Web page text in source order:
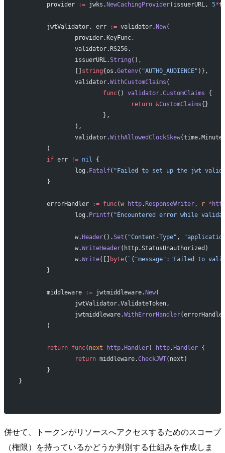
	provider
:= jwks.NewCachingProvider(issuerURL, 5*
	jwtValidator, err
:= validator.New(
		provider.KeyFunc,
		validator.RS256,
		issuerURL.
String (),
		[]
string{os.Getenv( "AUTH0_AUDIENCE" )},
		validator.
WithCustomClaims (
			func
() validator.CustomClaims {
				return
&CustomClaims{}
			},
		),
		validator.
WithAllowedClockSkew
	)
	if
err != nil
{
		log.
Fatalf( "Failed to set up the jwt
	}
	errorHandler
:= func(w http.ResponseWriter, r *
		log.
Printf( "Encountered error while
		w.
Header().Set ( "Content-Type" ,
		w.
WriteHeader(http.StatusUnauthorized)
		w.
Write([] byte( `{"message":"Failed to
	}
	middleware
:= jwtmiddleware.New(
		jwtValidator.ValidateToken,
		jwtmiddleware.
WithErrorHandler
	)
	return
func( next http.Handler) http.Handler {
		return
middleware.CheckJWT(next)
	}
}
併せて、トークンがリソースへアクセスするためのスコープ
（権限）を持っているかどうか判別する仕組みを作成しま